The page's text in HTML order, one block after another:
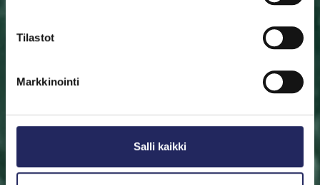
Tilastot
Markkinointi
Salli kaikki
Valitse pala Etsi pelastettu pala